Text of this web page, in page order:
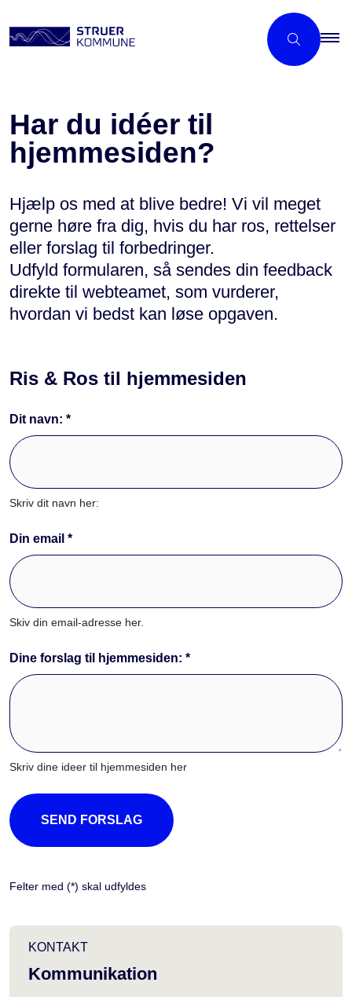
Har du idéer til
hjemmesiden?
Hjælp os med at blive bedre! Vi vil meget
gerne høre fra dig, hvis du har ros, rettelser
eller forslag til forbedringer.
Udfyld formularen, så sendes din feedback
direkte til webteamet, som vurderer,
hvordan vi bedst kan løse opgaven.
Ris & Ros til hjemmesiden
Dit navn: *
Skriv dit navn her:
Din email *
Skiv din email-adresse her.
Dine forslag til hjemmesiden: *
Skriv dine ideer til hjemmesiden her
SEND FORSLAG
Felter med (*) skal udfyldes
KONTAKT
Kommunikation